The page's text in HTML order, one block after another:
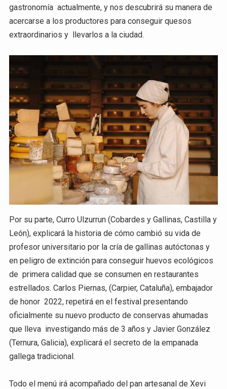
gastronomía actualmente, y nos descubrirá su manera de
acercarse a los productores para conseguir quesos
extraordinarios y llevarlos a la ciudad.
Por su parte, Curro Ulzurrun (Cobardes y Gallinas, Castilla y
León), explicará la historia de cómo cambió su vida de
profesor universitario por la cría de gallinas autóctonas y
en peligro de extinción para conseguir huevos ecológicos
de primera calidad que se consumen en restaurantes
estrellados. Carlos Piernas, (Carpier, Cataluña), embajador
de honor 2022, repetirá en el festival presentando
oficialmente su nuevo producto de conservas ahumadas
que lleva investigando más de 3 años y Javier González
(Ternura, Galicia), explicará el secreto de la empanada
gallega tradicional.
Todo el menú irá acompañado del pan artesanal de Xevi